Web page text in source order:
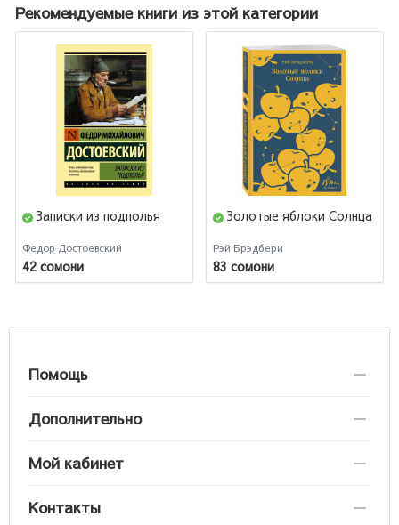
Рекомендуемые книги из этой категории
Записки из подполья
Федор Достоевский
42 сомони
Золотые яблоки Солнца
Рэй Брэдбери
83 сомони
Помощь
Дополнительно
Мой кабинет
Контакты